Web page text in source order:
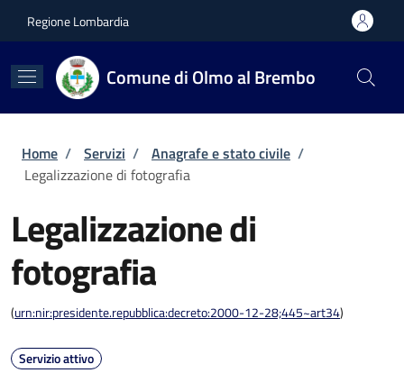
Regione Lombardia
Comune di Olmo al Brembo
Briciole di pane
Home / Servizi / Anagrafe e stato civile /
Legalizzazione di fotografia
Legalizzazione di
fotografia
(urn:nir:presidente.repubblica:decreto:2000-12-28;445~art34)
Servizio attivo